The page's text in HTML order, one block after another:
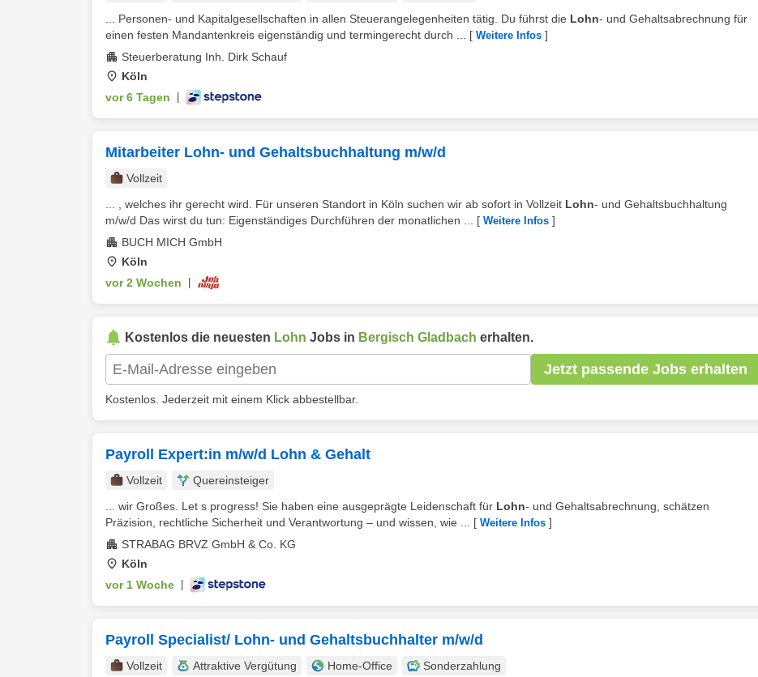
... Personen- und Kapitalgesellschaften in allen Steuerangelegenheiten tätig. Du führst die Lohn- und Gehaltsabrechnung für
einen festen Mandantenkreis eigenständig und termingerecht durch ...
[ Weitere Infos ]
Steuerberatung Inh. Dirk Schauf
Köln
vor 6 Tagen
Mitarbeiter Lohn- und Gehaltsbuchhaltung m/w/d
Vollzeit
... , welches ihr gerecht wird. Für unseren Standort in Köln suchen wir ab sofort in Vollzeit Lohn- und Gehaltsbuchhaltung
m/w/d Das wirst du tun: Eigenständiges Durchführen der monatlichen ...
[ Weitere Infos ]
BUCH MICH GmbH
Köln
vor 2 Wochen
Kostenlos die neuesten Lohn Jobs in Bergisch Gladbach erhalten.
Jetzt passende Jobs erhalten
Kostenlos. Jederzeit mit einem Klick abbestellbar.
Payroll Expert:in m/w/d Lohn & Gehalt
Vollzeit
Quereinsteiger
... wir Großes. Let s progress! Sie haben eine ausgeprägte Leidenschaft für Lohn- und Gehaltsabrechnung, schätzen
Präzision, rechtliche Sicherheit und Verantwortung – und wissen, wie ...
[ Weitere Infos ]
STRABAG BRVZ GmbH & Co. KG
Köln
vor 1 Woche
Payroll Specialist/ Lohn- und Gehaltsbuchhalter m/w/d
Vollzeit Attraktive Vergütung Home-Office Sonderzahlung